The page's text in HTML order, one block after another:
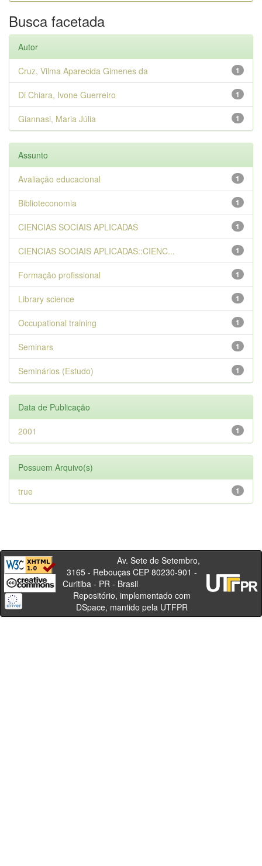
Busca facetada
Autor
1
Cruz, Vilma Aparecida Gimenes da
1
Di Chiara, Ivone Guerreiro
1
Giannasi, Maria Júlia
Assunto
1
Avaliação educacional
1
Biblioteconomia
1
CIENCIAS SOCIAIS APLICADAS
1
CIENCIAS SOCIAIS APLICADAS::CIENC...
1
Formação profissional
1
Library science
1
Occupational training
1
Seminars
1
Seminários (Estudo)
Data de Publicação
1
2001
Possuem Arquivo(s)
1
true
Av. Sete de Setembro,
3165 - Rebouças CEP 80230-901 -
Curitiba - PR - Brasil
Repositório, implementado com
DSpace, mantido pela UTFPR